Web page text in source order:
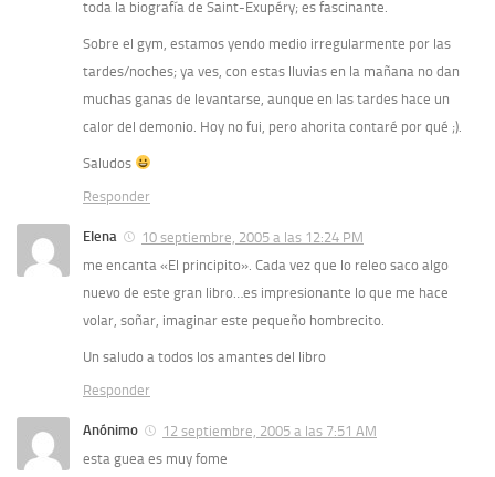
toda la biografía de Saint-Exupéry; es fascinante.
Sobre el gym, estamos yendo medio irregularmente por las
tardes/noches; ya ves, con estas lluvias en la mañana no dan
muchas ganas de levantarse, aunque en las tardes hace un
calor del demonio. Hoy no fui, pero ahorita contaré por qué ;).
Saludos
Responder
Elena
10 septiembre, 2005 a las 12:24 PM
me encanta «El principito». Cada vez que lo releo saco algo
nuevo de este gran libro…es impresionante lo que me hace
volar, soñar, imaginar este pequeño hombrecito.
Un saludo a todos los amantes del libro
Responder
Anónimo
12 septiembre, 2005 a las 7:51 AM
esta guea es muy fome